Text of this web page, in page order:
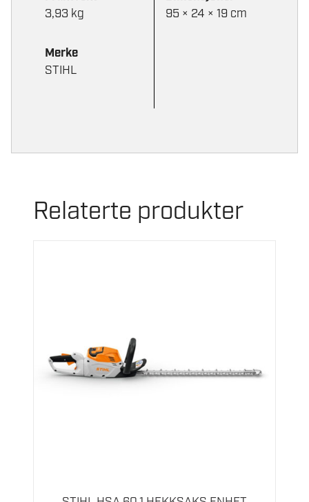
3,93 kg
95 × 24 × 19 cm
Merke
STIHL
Relaterte produkter